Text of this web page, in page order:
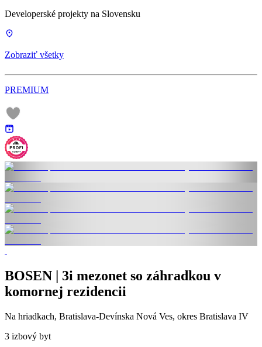
Developerské projekty na Slovensku
Zobraziť všetky
PREMIUM
BOSEN | 3i mezonet so záhradkou v
komornej rezidencii
Na hriadkach, Bratislava-Devínska Nová Ves, okres Bratislava IV
3 izbový byt